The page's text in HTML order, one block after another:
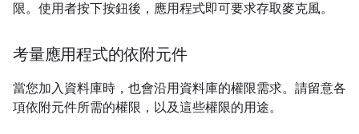
限。使用者按下按鈕後，應用程式即可要求存取麥克風。
考量應用程式的依附元件
當您加入資料庫時，也會沿用資料庫的權限需求。請留意各
項依附元件所需的權限，以及這些權限的用途。